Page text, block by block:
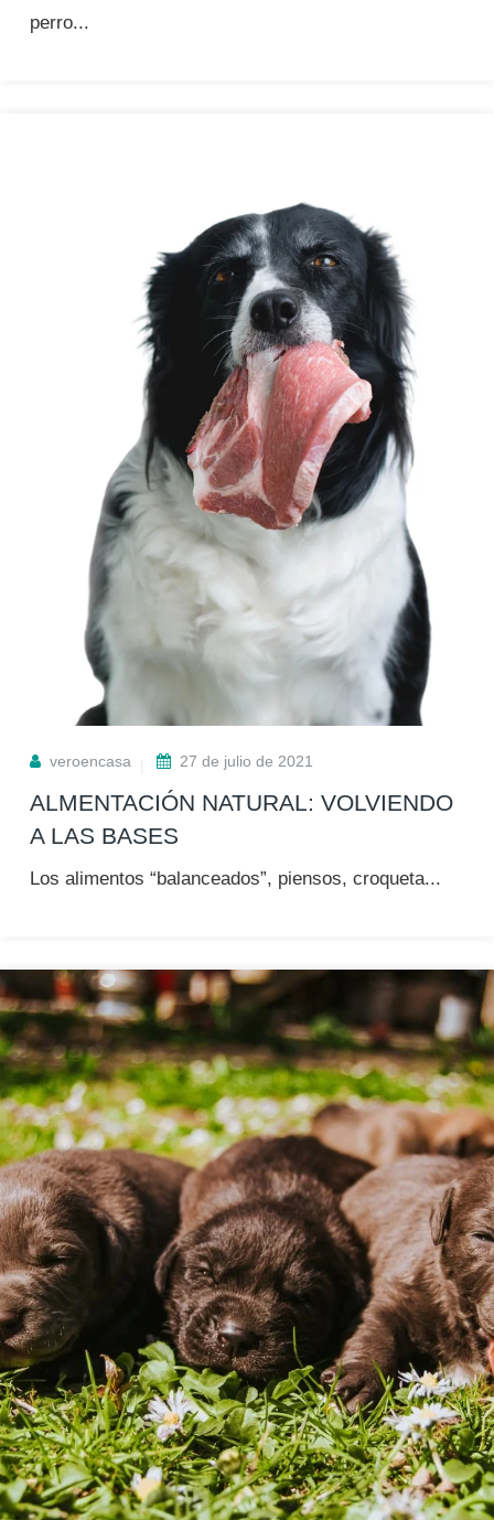
perro...
veroencasa 27 de julio de 2021
ALMENTACIÓN NATURAL: VOLVIENDO
A LAS BASES
Los alimentos “balanceados”, piensos, croqueta...